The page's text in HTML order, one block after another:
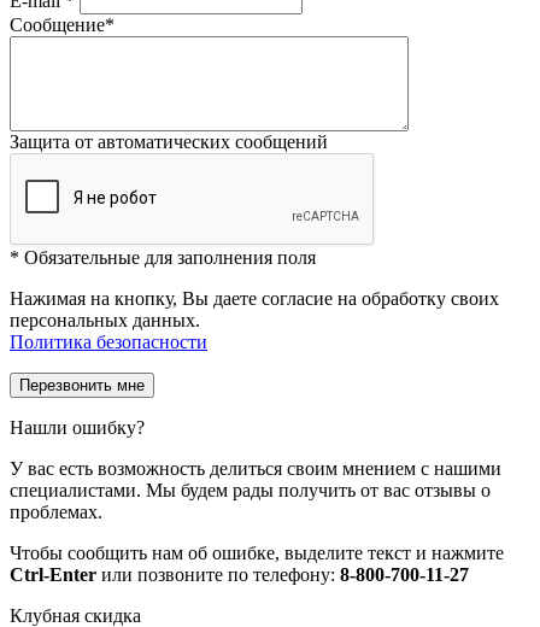
Сообщение*
Защита от автоматических сообщений
* Обязательные для заполнения поля
Нажимая на кнопку, Вы даете согласие на обработку своих
персональных данных.
Политика безопасности
Нашли ошибку?
У вас есть возможность делиться своим мнением с нашими
специалистами. Мы будем рады получить от вас отзывы о
проблемах.
Чтобы сообщить нам об ошибке, выделите текст и нажмите
Ctrl-Enter или позвоните по телефону: 8-800-700-11-27
Клубная скидка